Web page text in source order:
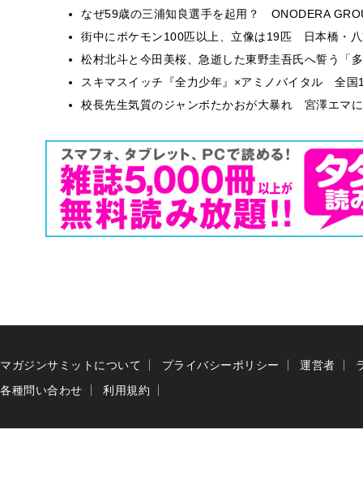
なぜ59歳の三浦知良選手を起用？ ONODERA
街中にポケモン100匹以上、立像は19匹 日本橋・
松村北斗と今田美桜、急逝した東野圭吾氏へ誓う「
スキマスイッチ『全力少年』×アミノバイタル 全国
校長先生気質のジャンボたかおが大暴れ 宮澤エマ
マガジンサミットについて プライバシーポリシー 運営者
各種問い合わせ
利用規約